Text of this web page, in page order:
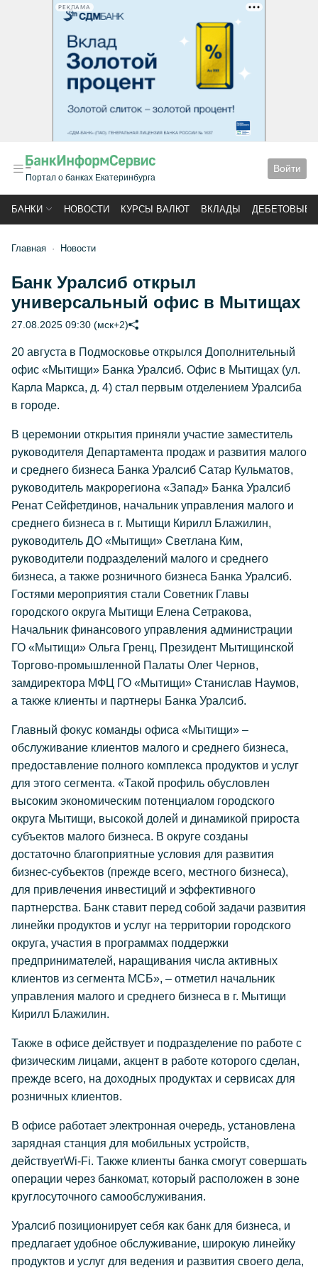
РЕКЛАМА
Портал о банках Екатеринбурга
Войти
БАНКИ НОВОСТИ КУРСЫ ВАЛЮТ ВКЛАДЫ ДЕБЕТОВЫЕ
Главная Новости
Банк Уралсиб открыл
универсальный офис в Мытищах
27.08.2025 09:30 (мск+2)
20 августа в Подмосковье открылся Дополнительный
офис «Мытищи» Банка Уралсиб. Офис в Мытищах (ул.
Карла Маркса, д. 4) стал первым отделением Уралсиба
в городе.
В церемонии открытия приняли участие заместитель
руководителя Департамента продаж и развития малого
и среднего бизнеса Банка Уралсиб Сатар Кульматов,
руководитель макрорегиона «Запад» Банка Уралсиб
Ренат Сейфетдинов, начальник управления малого и
среднего бизнеса в г. Мытищи Кирилл Блажилин,
руководитель ДО «Мытищи» Светлана Ким,
руководители подразделений малого и среднего
бизнеса, а также розничного бизнеса Банка Уралсиб.
Гостями мероприятия стали Советник Главы
городского округа Мытищи Елена Сетракова,
Начальник финансового управления администрации
ГО «Мытищи» Ольга Гренц, Президент Мытищинской
Торгово-промышленной Палаты Олег Чернов,
замдиректора МФЦ ГО «Мытищи» Станислав Наумов,
а также клиенты и партнеры Банка Уралсиб.
Главный фокус команды офиса «Мытищи» –
обслуживание клиентов малого и среднего бизнеса,
предоставление полного комплекса продуктов и услуг
для этого сегмента. «Такой профиль обусловлен
высоким экономическим потенциалом городского
округа Мытищи, высокой долей и динамикой прироста
субъектов малого бизнеса. В округе созданы
достаточно благоприятные условия для развития
бизнес-субъектов (прежде всего, местного бизнеса),
для привлечения инвестиций и эффективного
партнерства. Банк ставит перед собой задачи развития
линейки продуктов и услуг на территории городского
округа, участия в программах поддержки
предпринимателей, наращивания числа активных
клиентов из сегмента МСБ», – отметил начальник
управления малого и среднего бизнеса в г. Мытищи
Кирилл Блажилин.
Также в офисе действует и подразделение по работе с
физическим лицами, акцент в работе которого сделан,
прежде всего, на доходных продуктах и сервисах для
розничных клиентов.
В офисе работает электронная очередь, установлена
зарядная станция для мобильных устройств,
действуетWi-Fi. Также клиенты банка смогут совершать
операции через банкомат, который расположен в зоне
круглосуточного самообслуживания.
Уралсиб позиционирует себя как банк для бизнеса, и
предлагает удобное обслуживание, широкую линейку
продуктов и услуг для ведения и развития своего дела,